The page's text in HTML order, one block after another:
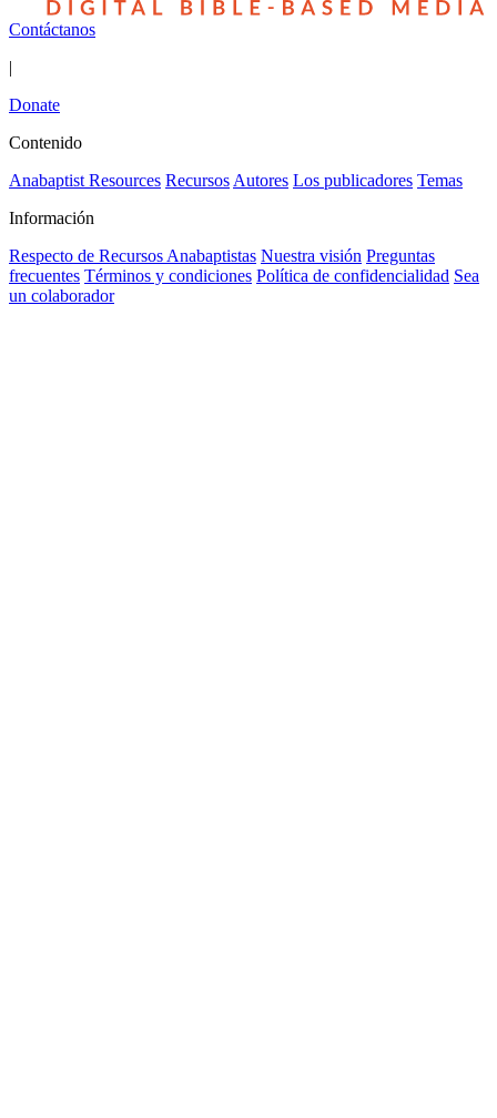
Contáctanos
|
Donate
Contenido
Anabaptist Resources Recursos Autores Los publicadores Temas
Información
Respecto de Recursos Anabaptistas Nuestra visión Preguntas
frecuentes Términos y condiciones Política de confidencialidad Sea
un colaborador